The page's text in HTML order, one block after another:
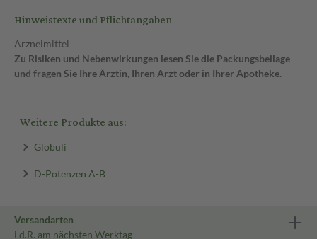
Hinweistexte und Pflichtangaben
Arzneimittel
Zu Risiken und Nebenwirkungen lesen Sie die Packungsbeilage
und fragen Sie Ihre Ärztin, Ihren Arzt oder in Ihrer Apotheke.
Weitere Produkte aus:
Globuli
D-Potenzen A-B
Versandarten
i.d.R. am nächsten Werktag